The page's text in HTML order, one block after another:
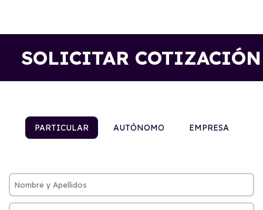
SOLICITAR COTIZACIÓN
PARTICULAR AUTÓNOMO EMPRESA